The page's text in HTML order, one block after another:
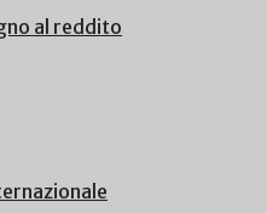
al reddito